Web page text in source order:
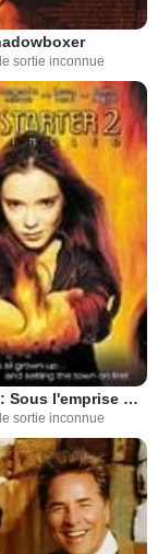
sortie inconnue
Firestarter : Sous l'emprise du feu
sortie inconnue